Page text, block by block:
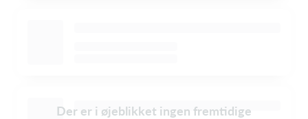
Der er i øjeblikket ingen fremtidige